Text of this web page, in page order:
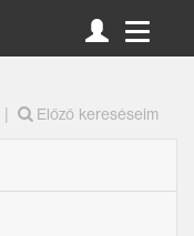
| Előző kereséseim